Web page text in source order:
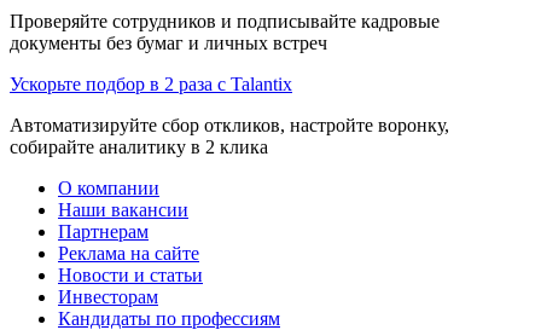
Проверяйте сотрудников и подписывайте кадровые
документы без бумаг и личных встреч
Ускорьте подбор в 2 раза с Talantix
Автоматизируйте сбор откликов, настройте воронку,
собирайте аналитику в 2 клика
О компании
Наши вакансии
Партнерам
Реклама на сайте
Новости и статьи
Инвесторам
Кандидаты по профессиям